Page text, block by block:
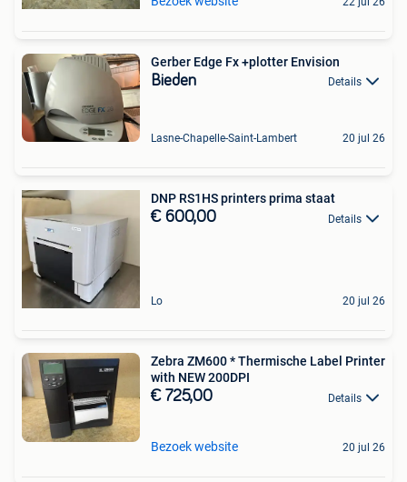
Gerber Edge Fx +plotter Envision
Bieden Details
Lasne-Chapelle-Saint-Lambert 20 jul 26
DNP RS1HS printers prima staat
€ 600,00 Details
Lo 20 jul 26
Zebra ZM600 * Thermische Label Printer
with NEW 200DPI
€ 725,00 Details
Bezoek website 20 jul 26